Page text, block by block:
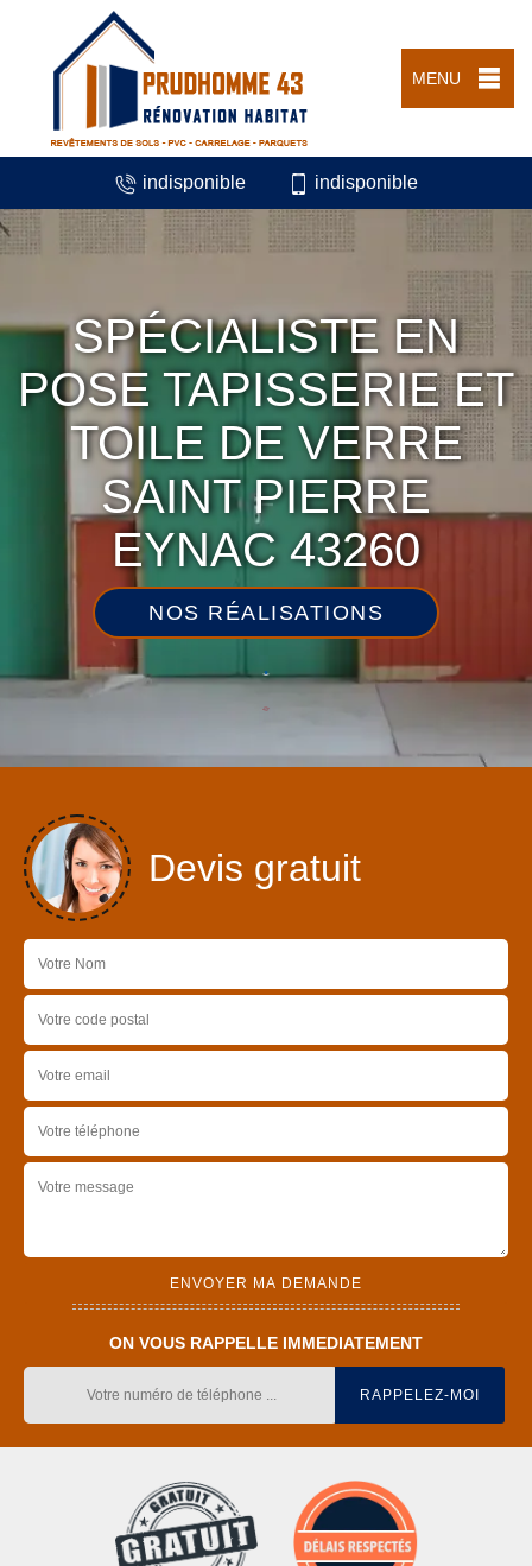
MENU
indisponible indisponible
SPÉCIALISTE EN
POSE TAPISSERIE ET
TOILE DE VERRE
SAINT PIERRE
EYNAC 43260
NOS RÉALISATIONS
Devis gratuit
ON VOUS RAPPELLE IMMEDIATEMENT